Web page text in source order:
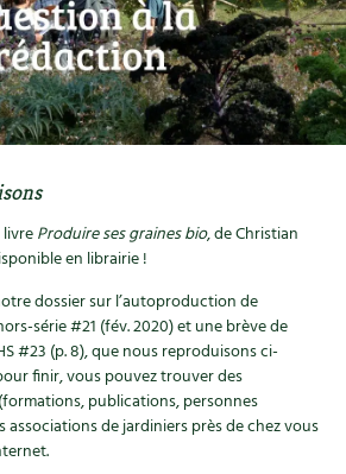
associations, collectivités…
du jardin
et l’écologie
!
Produire ses graines bio, de Christian
en librairie !
dossier sur l’autoproduction de
série #21 (fév. 2020) et une brève de
#23 (p. 8), que nous reproduisons ci-
finir, vous pouvez trouver des
publications, personnes
associations de jardiniers près de chez vous